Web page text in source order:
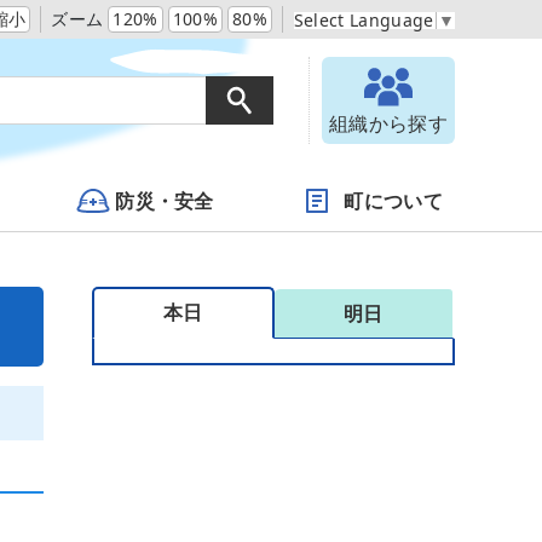
小 ズーム 120% 100% 80% Select Language ▼
組織から探す
防災・安全 町について
本日 明日